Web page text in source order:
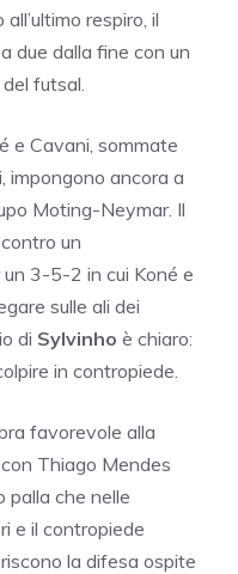
respiro, il
due dalla fine con un
futsal.
e Cavani, sommate
impongono ancora a
Moting-Neymar. Il
un
3-5-2 in cui Koné e
sulle ali dei
di Sylvinho è chiaro:
in contropiede.
favorevole alla
Thiago Mendes
palla che nelle
e il contropiede
la difesa ospite